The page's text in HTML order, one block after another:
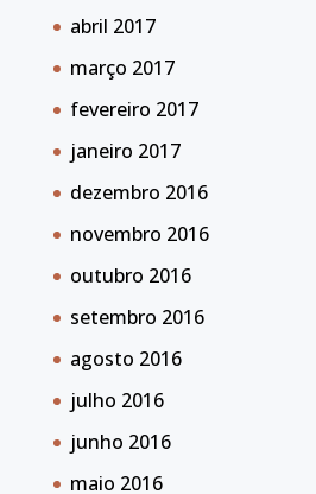
abril 2017
março 2017
fevereiro 2017
janeiro 2017
dezembro 2016
novembro 2016
outubro 2016
setembro 2016
agosto 2016
julho 2016
junho 2016
maio 2016